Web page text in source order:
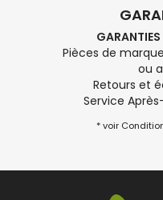
Pièces de
ou
Retours et
Service
* voir